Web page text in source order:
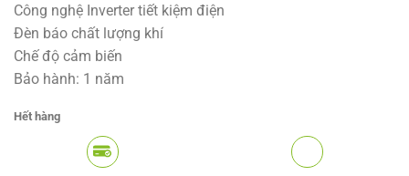
Công nghệ Inverter tiết kiệm điện
Đèn báo chất lượng khí
Chế độ cảm biến
Bảo hành: 1 năm
Hết hàng